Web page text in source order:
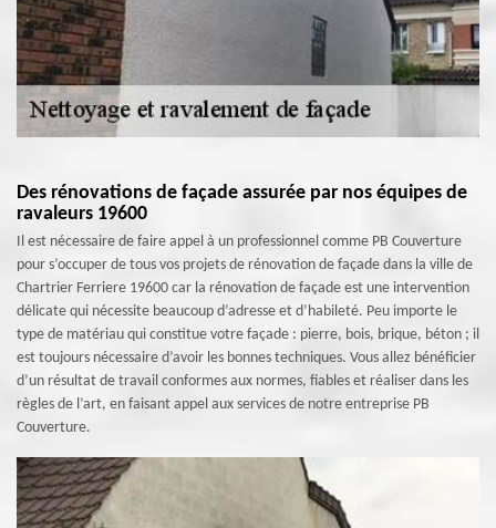
Des rénovations de façade assurée par nos équipes de
ravaleurs 19600
Il est nécessaire de faire appel à un professionnel comme PB Couverture
pour s’occuper de tous vos projets de rénovation de façade dans la ville de
Chartrier Ferriere 19600 car la rénovation de façade est une intervention
délicate qui nécessite beaucoup d’adresse et d’habileté. Peu importe le
type de matériau qui constitue votre façade : pierre, bois, brique, béton ; il
est toujours nécessaire d’avoir les bonnes techniques. Vous allez bénéficier
d’un résultat de travail conformes aux normes, fiables et réaliser dans les
règles de l’art, en faisant appel aux services de notre entreprise PB
Couverture.